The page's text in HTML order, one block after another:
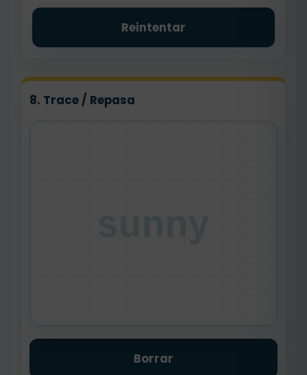
Reintentar
8. Trace / Repasa
Borrar